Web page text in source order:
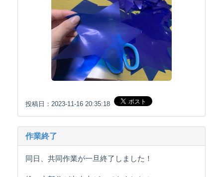
投稿日：2023-11-16 20:35:18
作業終了
同日、共同作業が一旦終了しました！